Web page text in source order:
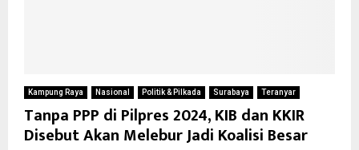
Kampung Raya Nasional Politik & Pilkada Surabaya Teranyar
Tanpa PPP di Pilpres 2024, KIB dan KKIR
Disebut Akan Melebur Jadi Koalisi Besar